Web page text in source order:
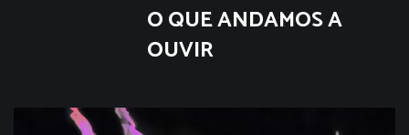
O QUE ANDAMOS A
OUVIR